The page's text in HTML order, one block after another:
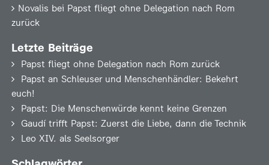
Novalis bei Papst fliegt ohne Delegation nach Rom
zurück
Letzte Beiträge
Papst fliegt ohne Delegation nach Rom zurück
Papst an Schleuser und Menschenhändler: Bekehrt
euch!
Papst: Die Menschenwürde kennt keine Grenzen
Gaudí trifft Papst: Zuerst die Liebe, dann die Technik
Leo XIV. als Seelsorger